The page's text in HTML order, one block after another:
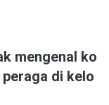
mengenal ko
di kelo